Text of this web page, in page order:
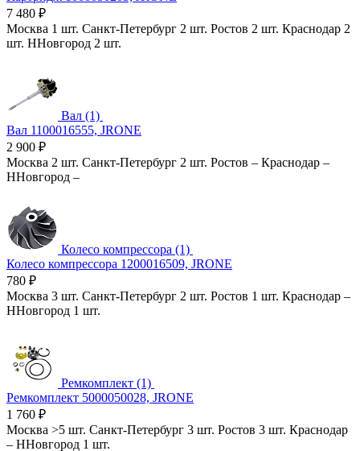
7 480 ₽
Москва 1 шт. Санкт-Петербург 2 шт. Ростов 2 шт. Краснодар 2
шт. ННовгород 2 шт.
Вал (1)
Вал 1100016555, JRONE
2 900 ₽
Москва 2 шт. Санкт-Петербург 2 шт. Ростов – Краснодар –
ННовгород –
Колесо компрессора (1)
Колесо компрессора 1200016509, JRONE
780 ₽
Москва 3 шт. Санкт-Петербург 2 шт. Ростов 1 шт. Краснодар –
ННовгород 1 шт.
Ремкомплект (1)
Ремкомплект 5000050028, JRONE
1 760 ₽
Москва >5 шт. Санкт-Петербург 3 шт. Ростов 3 шт. Краснодар
– ННовгород 1 шт.